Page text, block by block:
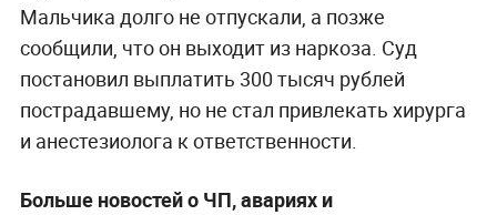
Мальчика долго не отпускали, а позже
сообщили, что он выходит из наркоза. Суд
постановил выплатить 300 тысяч рублей
пострадавшему, но не стал привлекать хирурга
и анестезиолога к ответственности.
Больше новостей о ЧП, авариях и